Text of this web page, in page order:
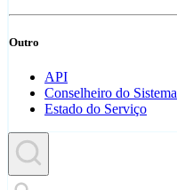
Outro
API
Conselheiro do Sistema
Estado do Serviço